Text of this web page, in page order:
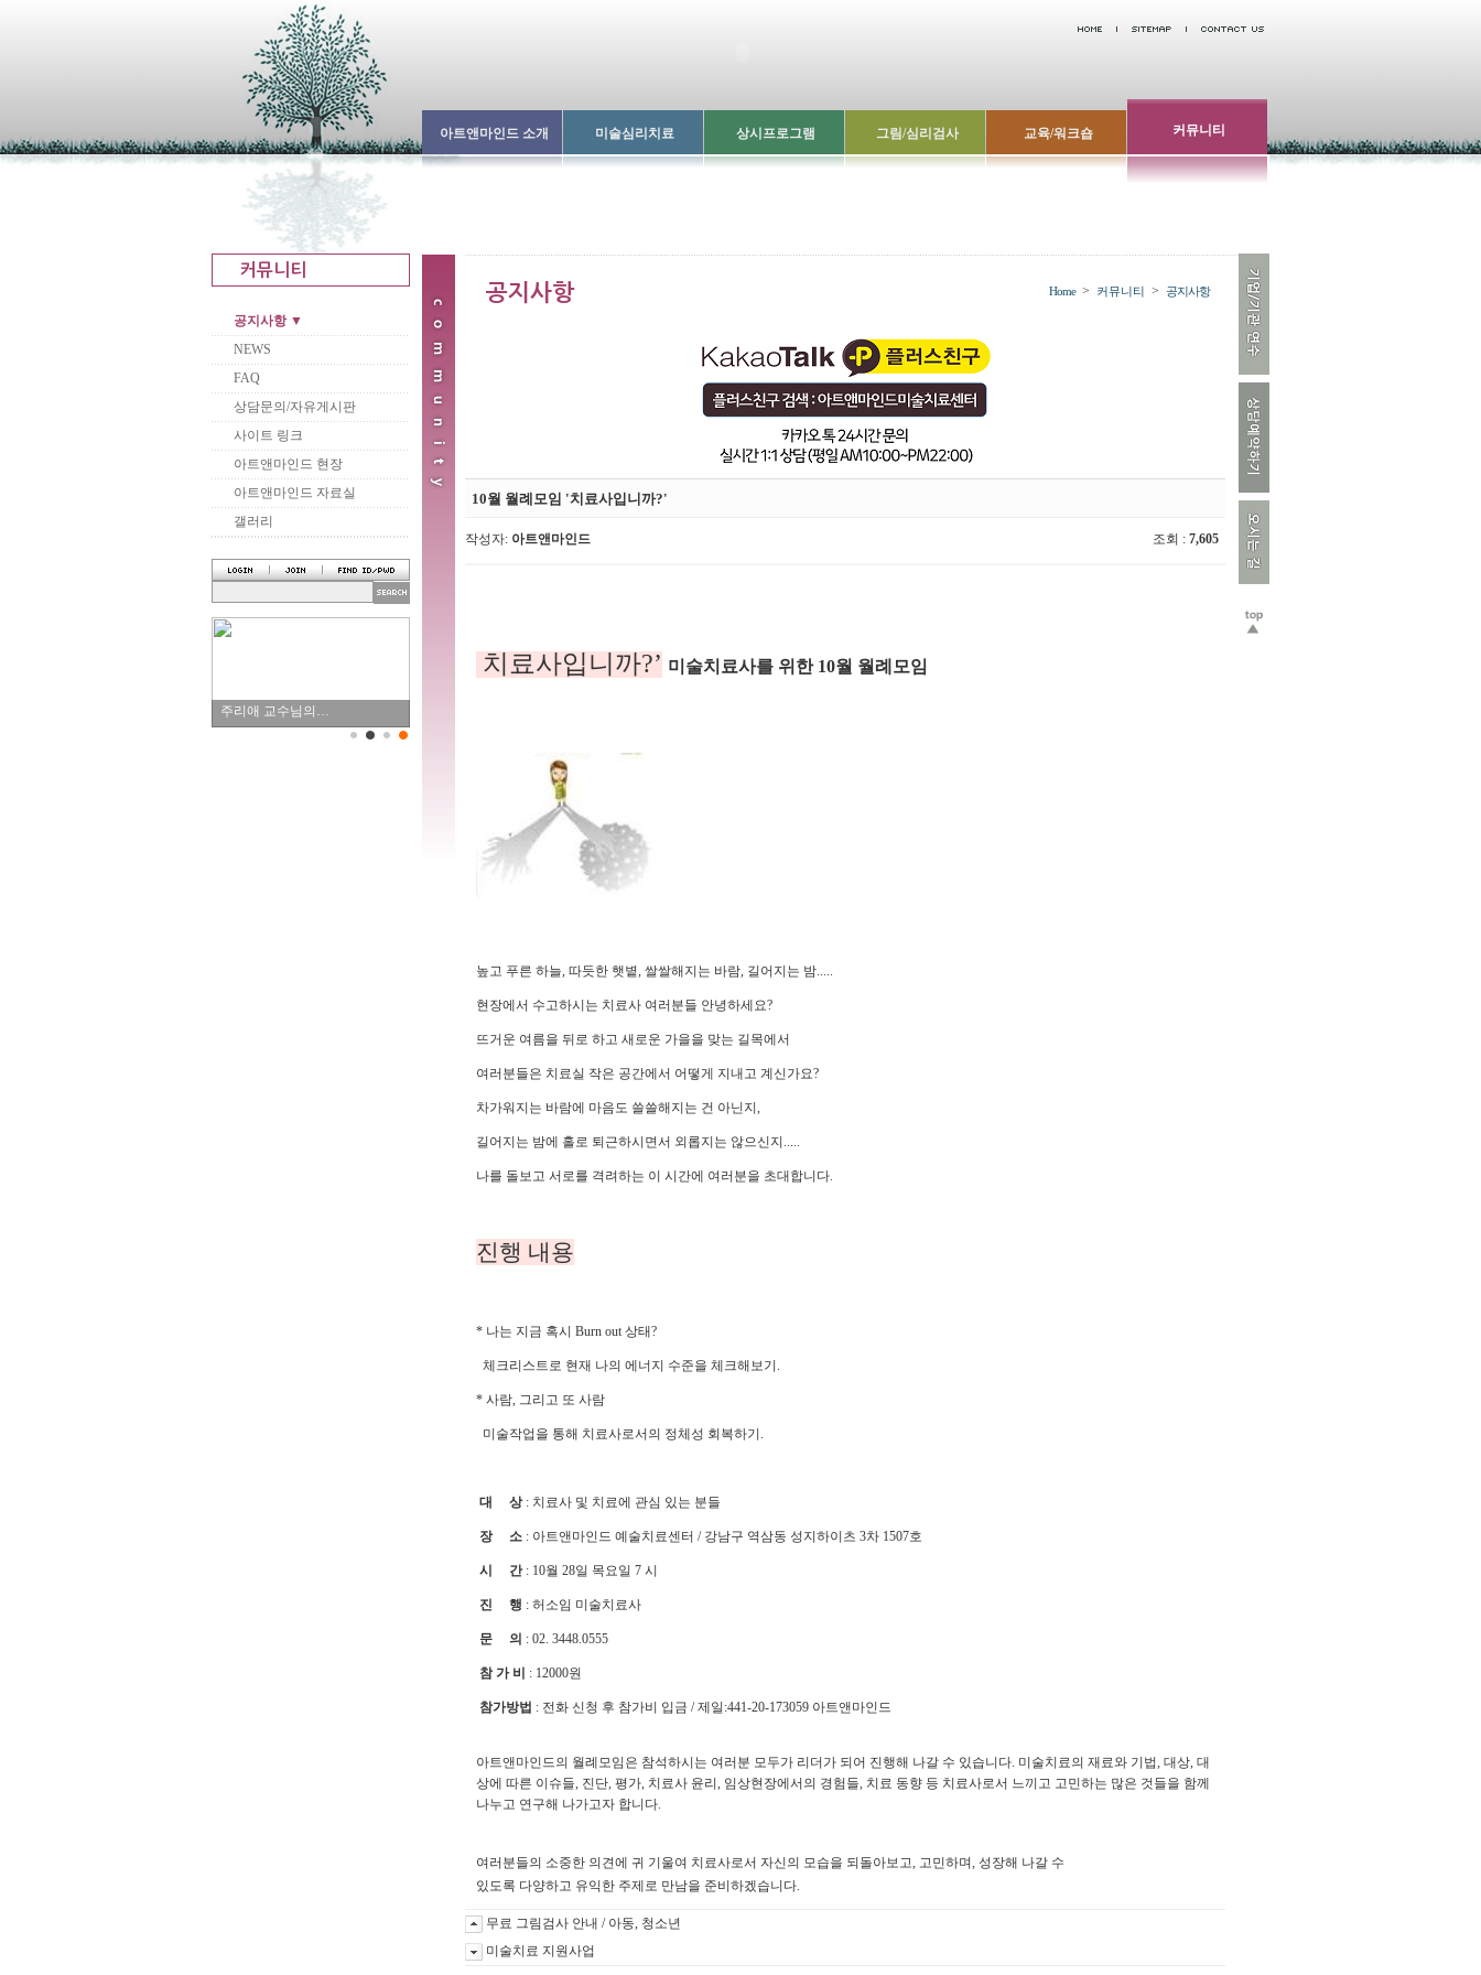
아트앤마인드 소개 미술심리치료 상시프로그램 그림/심리검사 교육/워크숍 커뮤니티
공지사항 ▼
NEWS
FAQ
상담문의/자유게시판
사이트 링크
아트앤마인드 현장
아트앤마인드 자료실
갤러리
주리애 교수님의…
Home > 커뮤니티 > 공지사항
10월 월례모임 '치료사입니까?'
작성자: 아트앤마인드 조회 : 7,605
치료사입니까?’ 미술치료사를 위한 10월 월례모임
높고 푸른 하늘, 따듯한 햇볕, 쌀쌀해지는 바람, 길어지는 밤.....
현장에서 수고하시는 치료사 여러분들 안녕하세요?
뜨거운 여름을 뒤로 하고 새로운 가을을 맞는 길목에서
여러분들은 치료실 작은 공간에서 어떻게 지내고 계신가요?
차가워지는 바람에 마음도 쓸쓸해지는 건 아닌지,
길어지는 밤에 홀로 퇴근하시면서 외롭지는 않으신지.....
나를 돌보고 서로를 격려하는 이 시간에 여러분을 초대합니다.
진행 내용
* 나는 지금 혹시 Burn out 상태?
체크리스트로 현재 나의 에너지 수준을 체크해보기.
* 사람, 그리고 또 사람
미술작업을 통해 치료사로서의 정체성 회복하기.
대 상: 치료사 및 치료에 관심 있는 분들
장 소 : 아트앤마인드 예술치료센터 / 강남구 역삼동 성지하이츠 3차 1507호
시 간: 10월 28일 목요일 7 시
진 행 : 허소임 미술치료사
문 의 : 02. 3448.0555
참 가 비 : 12000원
참가방법 : 전화 신청 후 참가비 입금 / 제일:441-20-173059 아트앤마인드
아트앤마인드의 월례모임은 참석하시는 여러분 모두가 리더가 되어 진행해 나갈 수 있습니다. 미술치료의 재료와 기법, 대상, 대
상에 따른 이슈들, 진단, 평가, 치료사 윤리, 임상현장에서의 경험들, 치료 동향 등 치료사로서 느끼고 고민하는 많은 것들을 함께
나누고 연구해 나가고자 합니다.
여러분들의 소중한 의견에 귀 기울여 치료사로서 자신의 모습을 되돌아보고, 고민하며, 성장해 나갈 수
있도록 다양하고 유익한 주제로 만남을 준비하겠습니다.
무료 그림검사 안내 / 아동, 청소년
미술치료 지원사업